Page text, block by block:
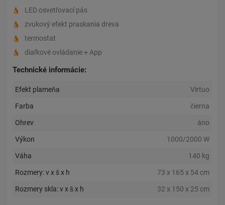
LED osvetľovací pás
zvukový efekt praskania dreva
termostat
diaľkové ovládanie + App
Technické informácie:
Efekt plameňa Virtuo
Farba čierna
Ohrev áno
Výkon 1000/2000 W
Váha 140 kg
Rozmery: v x š x h 73 x 165 x 54 cm
Rozmery skla: v x š x h 32 x 150 x 25 cm